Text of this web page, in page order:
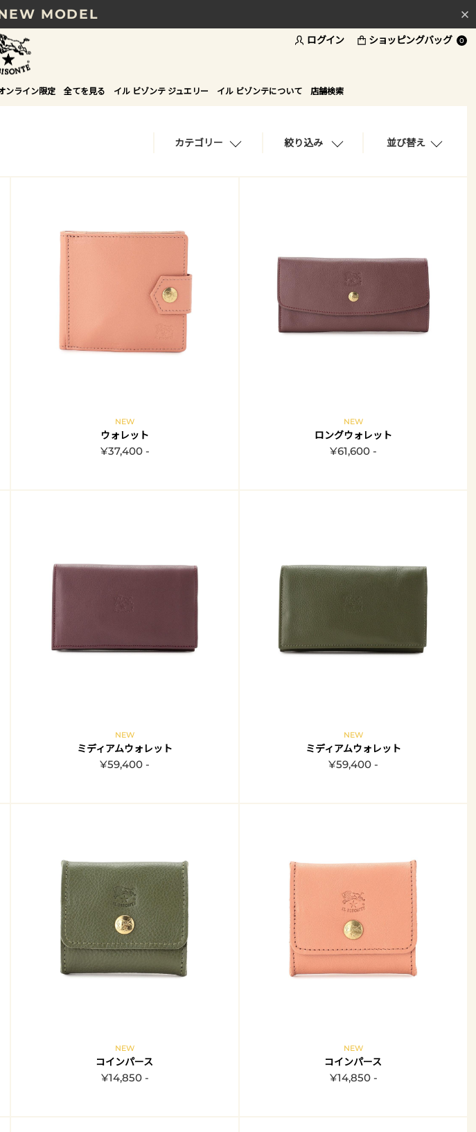
11,000円以上で送料無料
る、新しいギフトガイド
LEATHER
ログイン ショッピングバッグ 0
ンライン限定 全てを見る イル ビゾンテ ジュエリー イル ビゾンテについて 店舗検索
カテゴリー 絞り込み 並び替え
NEW
ウォレット
¥37,400 -
NEW
ロングウォレット
¥61,600 -
NEW
ミディアムウォレット
¥59,400 -
NEW
ミディアムウォレット
¥59,400 -
NEW
コインパース
¥14,850 -
NEW
コインパース
¥14,850 -